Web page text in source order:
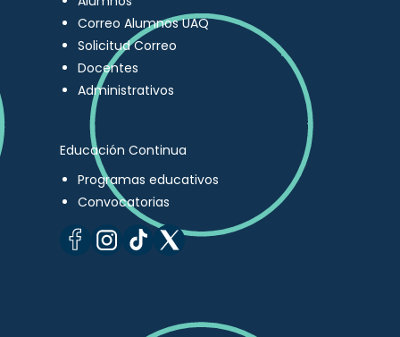
Correo Alumnos UAQ
Solicitud Correo
Docentes
Administrativos
Educación Continua
Programas educativos
Convocatorias